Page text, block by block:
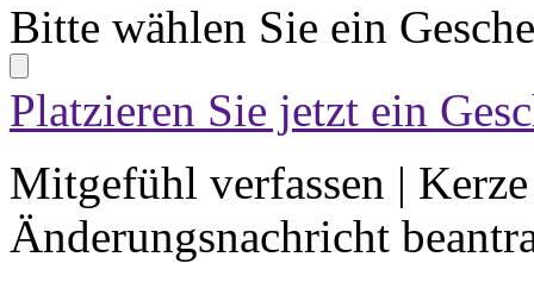
Bitte wählen Sie ein
Platzieren Sie jetzt ein
Mitgefühl verfassen |
Änderungsnachricht